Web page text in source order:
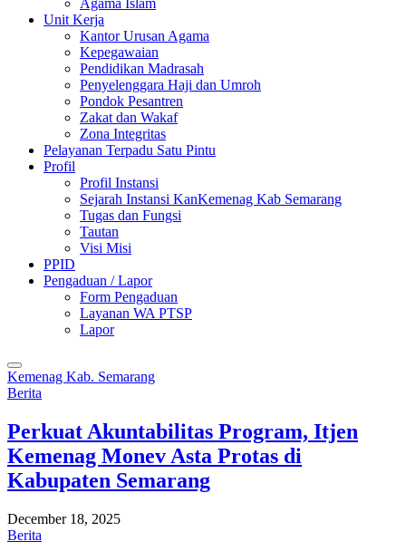
Unit Kerja
Kantor Urusan Agama
Kepegawaian
Pendidikan Madrasah
Penyelenggara Haji dan Umroh
Pondok Pesantren
Zakat dan Wakaf
Zona Integritas
Pelayanan Terpadu Satu Pintu
Profil
Profil Instansi
Sejarah Instansi KanKemenag Kab Semarang
Tugas dan Fungsi
Tautan
Visi Misi
PPID
Pengaduan / Lapor
Form Pengaduan
Layanan WA PTSP
Lapor
Kemenag Kab. Semarang
Berita
Perkuat Akuntabilitas Program, Itjen
Kemenag Monev Asta Protas di
Kabupaten Semarang
December 18, 2025
Berita